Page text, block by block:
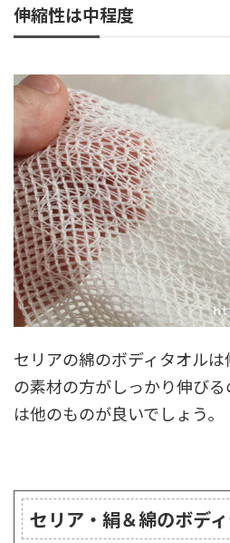
伸縮性は中程度
セリアの綿のボディタオル
の素材の方がしっかり伸び
は他のものが良いでしょう。
セリア・絹＆綿のボデ